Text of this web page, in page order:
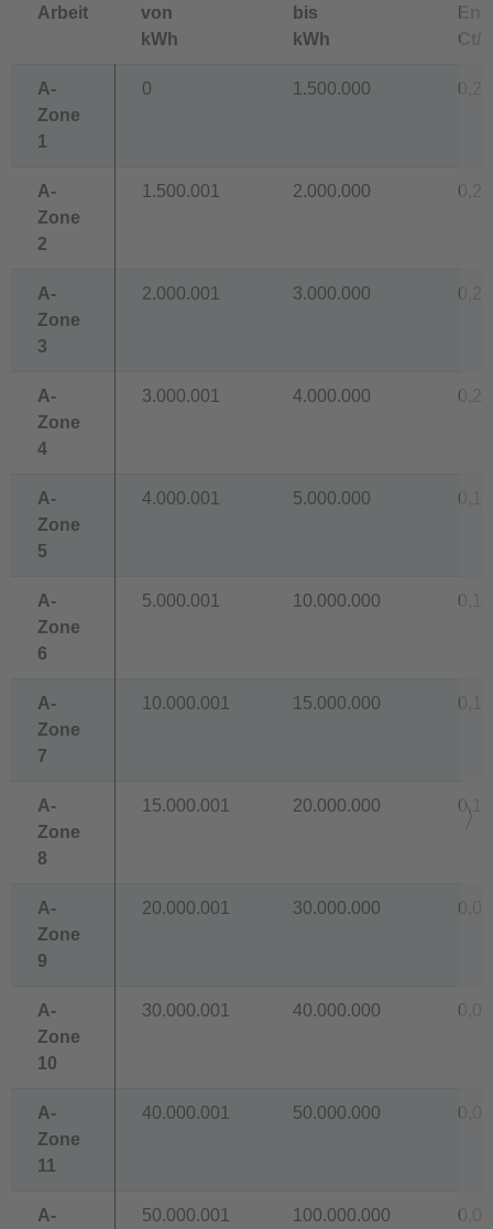
Arbeit
von
kWh
bis
kWh
Ct/
A-
Zone
1
0 1.500.000
A-
Zone
2
1.500.001 2.000.000
A-
Zone
3
2.000.001 3.000.000
A-
Zone
4
3.000.001 4.000.000
A-
Zone
5
4.000.001 5.000.000
A-
Zone
6
5.000.001 10.000.000
A-
Zone
7
10.000.001 15.000.000
A-
Zone
8
15.000.001 20.000.000
A-
Zone
9
20.000.001 30.000.000
A-
Zone
10
30.000.001 40.000.000
A-
Zone
11
40.000.001 50.000.000
A- 50.000.001 100.000.000